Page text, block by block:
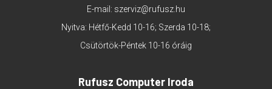
E-mail: szerviz@rufusz.hu
Nyitva: Hétfő-Kedd 10-16; Szerda 10-18;
Csütörtök-Péntek 10-16 óráig
Rufusz Computer Iroda